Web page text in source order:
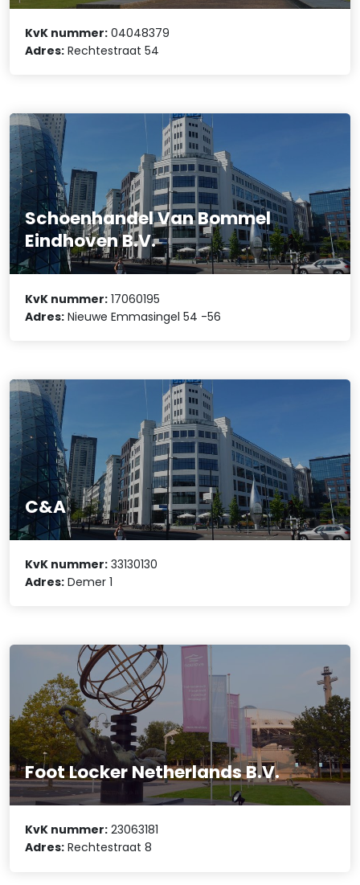
KvK nummer: 04048379
Adres: Rechtestraat 54
Schoenhandel Van Bommel
Eindhoven B.V.
KvK nummer: 17060195
Adres: Nieuwe Emmasingel 54 -56
C&A
KvK nummer: 33130130
Adres: Demer 1
Foot Locker Netherlands B.V.
KvK nummer: 23063181
Adres: Rechtestraat 8